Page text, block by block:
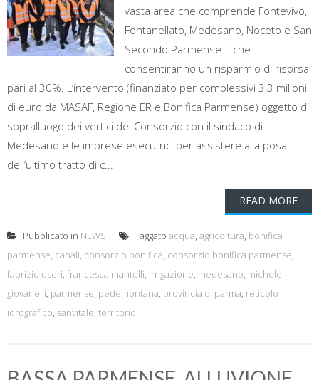
vasta area che comprende Fontevivo,
Fontanellato, Medesano, Noceto e San
Secondo Parmense – che
consentiranno un risparmio di risorsa
pari al 30%. L’intervento (finanziato per complessivi 3,3 milioni
di euro da MASAF, Regione ER e Bonifica Parmense) oggetto di
sopralluogo dei vertici del Consorzio con il sindaco di
Medesano e le imprese esecutrici per assistere alla posa
dell’ultimo tratto di c...
READ MORE
Pubblicato in NEWS Taggato acqua, agricoltura, bonifica
parmense, canali, consorzio bonifica, consorzio bonifica parmense,
fabrizio useri, francesca mantelli, irrigazione, medesano, michele
giovanelli, parmense, pedemontana, provincia di parma, reticolo
idrografico, sanvitale, territorio